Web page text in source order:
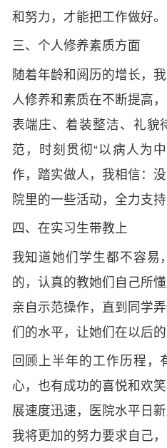
和努力，才能把工作做好。
三、个人修养素质方面
随着年龄和阅历的增长，
人修养和素质在不断提高
表端庄、着装整洁、礼貌
范，时刻贯彻“以病人为
作，踏实做人，我相信：
院里的一些活动，全力支
四、在实习生带教上
我知道她们学生都不容易
的，认真的教她们自己所
亲自示范操作，直到同学
们的水平，让她们在以后
回顾上半年的工作历程，
心，也有成功的喜悦和欢
展速度迅速，医院水平日
我将更加的努力要求自己